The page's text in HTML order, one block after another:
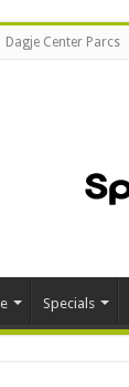
Dagje Center Parcs
Specials